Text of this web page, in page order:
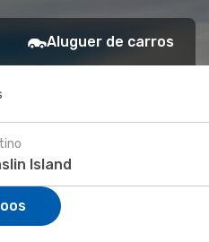
Aluguer de carros